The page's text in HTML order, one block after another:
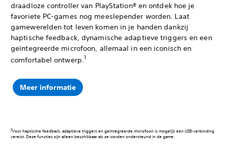
draadloze controller van PlayStation® en ontdek hoe je
favoriete PC-games nog meeslepender worden. Laat
gamewerelden tot leven komen in je handen dankzij
haptische feedback, dynamische adaptieve triggers en een
geïntegreerde microfoon, allemaal in een iconisch en
comfortabel ontwerp. 1
Meer informatie
Voor haptische feedback, adaptieve triggers en geïntegreerde microfoon is mogelijk een USB-verbinding
vereist. Deze functies zijn alleen beschikbaar als ze worden ondersteund in de game.